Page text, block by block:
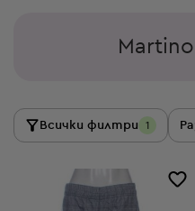
Всички филтри 1